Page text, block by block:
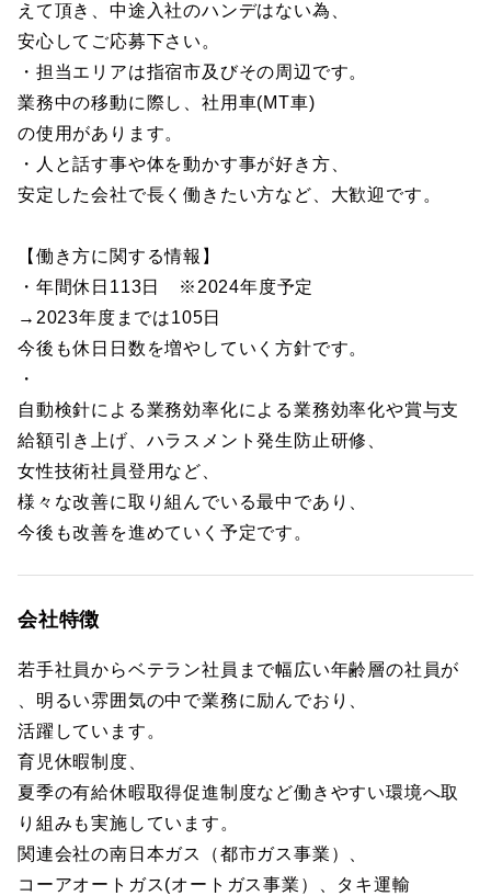
えて頂き、中途入社のハンデはない為、
安心してご応募下さい。
・担当エリアは指宿市及びその周辺です。
業務中の移動に際し、社用車(MT車)
の使用があります。
・人と話す事や体を動かす事が好き方、
安定した会社で長く働きたい方など、大歓迎です。
【働き方に関する情報】
・年間休日113日 ※2024年度予定
→2023年度までは105日
今後も休日日数を増やしていく方針です。
・
自動検針による業務効率化による業務効率化や賞与支
給額引き上げ、ハラスメント発生防止研修、
女性技術社員登用など、
様々な改善に取り組んでいる最中であり、
今後も改善を進めていく予定です。
会社特徴
若手社員からベテラン社員まで幅広い年齢層の社員が
、明るい雰囲気の中で業務に励んでおり、
活躍しています。
育児休暇制度、
夏季の有給休暇取得促進制度など働きやすい環境へ取
り組みも実施しています。
関連会社の南日本ガス（都市ガス事業）、
コーアオートガス(オートガス事業）、タキ運輸